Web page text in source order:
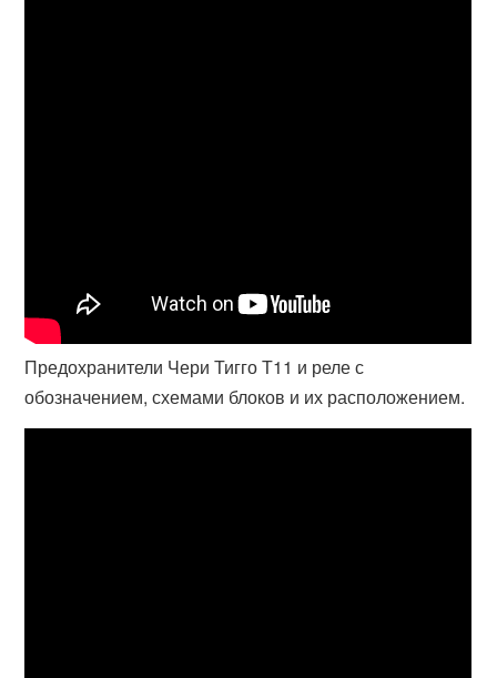
Предохранители Чери Тигго Т11 и реле с
обозначением, схемами блоков и их расположением.